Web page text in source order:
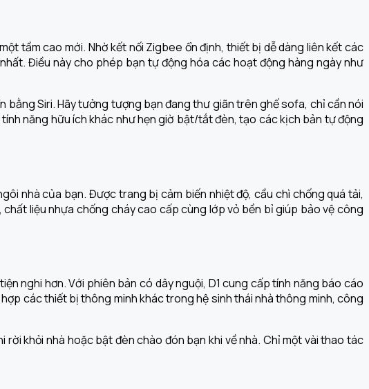
tầm cao mới. Nhờ kết nối Zigbee ổn định, thiết bị dễ dàng liên kết các
Điều này cho phép bạn tự động hóa các hoạt động hàng ngày như
bằng Siri. Hãy tưởng tượng bạn đang thư giãn trên ghế sofa, chỉ cần nói
năng hữu ích khác như hẹn giờ bật/tắt đèn, tạo các kịch bản tự động
nhà của bạn. Được trang bị cảm biến nhiệt độ, cầu chì chống quá tải,
liệu nhựa chống cháy cao cấp cùng lớp vỏ bền bỉ giúp bảo vệ công
nghi hơn. Với phiên bản có dây nguội, D1 cung cấp tính năng báo cáo
các thiết bị thông minh khác trong hệ sinh thái nhà thông minh, công
khỏi nhà hoặc bật đèn chào đón bạn khi về nhà. Chỉ một vài thao tác